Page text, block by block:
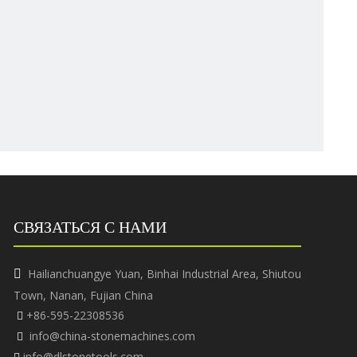
СВЯЗАТЬСЯ С НАМИ

Hailianchuangye Yuan, Binhai Industrial Area, Shiutou
Town, Nanan, Fujian China
 +86-595-22308536
 info@china-stonemachines.com